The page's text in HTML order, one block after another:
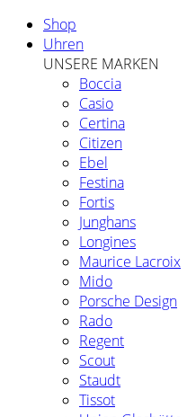
Shop
Uhren
UNSERE MARKEN
Boccia
Casio
Certina
Citizen
Ebel
Festina
Fortis
Junghans
Longines
Maurice Lacroix
Mido
Porsche Design
Rado
Regent
Scout
Staudt
Tissot